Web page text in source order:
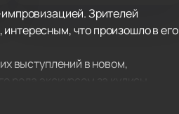
Зрителей
что произошло в его
выступлений в новом,
рода экскурсом за кулисы